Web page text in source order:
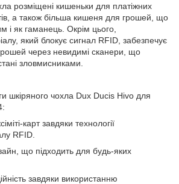
кишеньки для платіжних
а також більша кишеня для грошей, що
і як гаманець. Окрім цього,
який блокує сигнал RFID, забезпечує
через невидимі сканери, що
зловмисниками.
чохла Dux Ducis Hivo для
карт завдяки технології
RFID.
що підходить для будь-яких
завдяки використанню